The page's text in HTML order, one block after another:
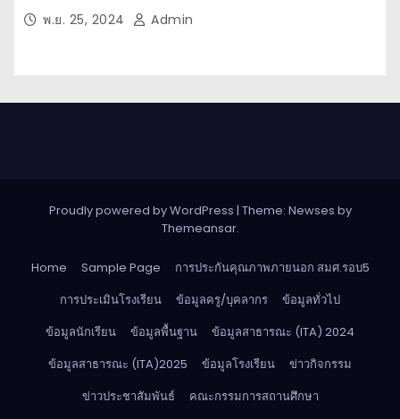
พ.ย. 25, 2024 Admin
Proudly powered by WordPress | Theme: Newses by
Themeansar.
Home Sample Page
การประกันคุณภาพภายนอก สมศ.รอบ5
การประเมินโรงเรียน
ข้อมูลครู/บุคลากร
ข้อมูลทั่วไป
ข้อมูลนักเรียน
ข้อมูลพื้นฐาน
ข้อมูลสาธารณะ (ITA) 2024
ข้อมูลสาธารณะ (ITA)2025
ข้อมูลโรงเรียน
ข่าวกิจกรรม
ข่าวประชาสัมพันธ์
คณะกรรมการสถานศึกษา